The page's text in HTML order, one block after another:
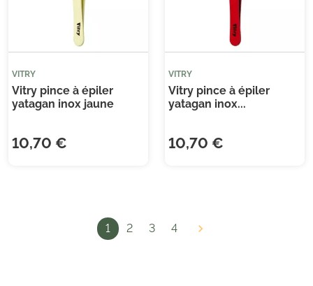
VITRY
Vitry pince à épiler
yatagan inox jaune
10,70 €
VITRY
Vitry pince à épiler
yatagan inox...
10,70 €
1 2 3 4 